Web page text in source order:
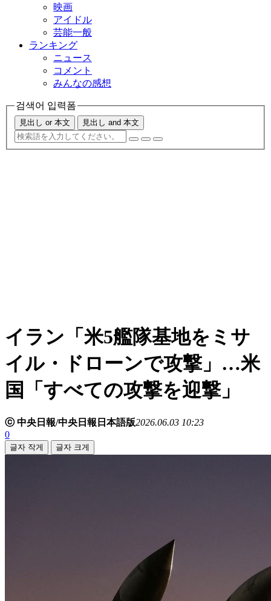
映画
アイドル
芸能一般
ランキング
ニュース
コメント
みんなの感想
검색어 입력폼
見出し or 本文 見出し and 本文
イラン「米5艦隊基地をミサ
イル・ドローンで攻撃」…米
国「すべての攻撃を迎撃」
ⓒ 中央日報/中央日報日本語版2026.06.03 10:23
0
글자 작게 글자 크게